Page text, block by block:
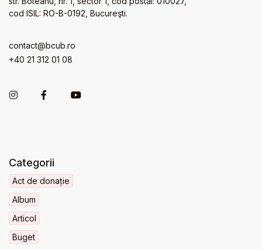
cod ISIL: RO-B-0192, Bucureşti.
contact@bcub.ro
+40 21 312 01 08
Categorii
Act de donație
Album
Articol
Buget